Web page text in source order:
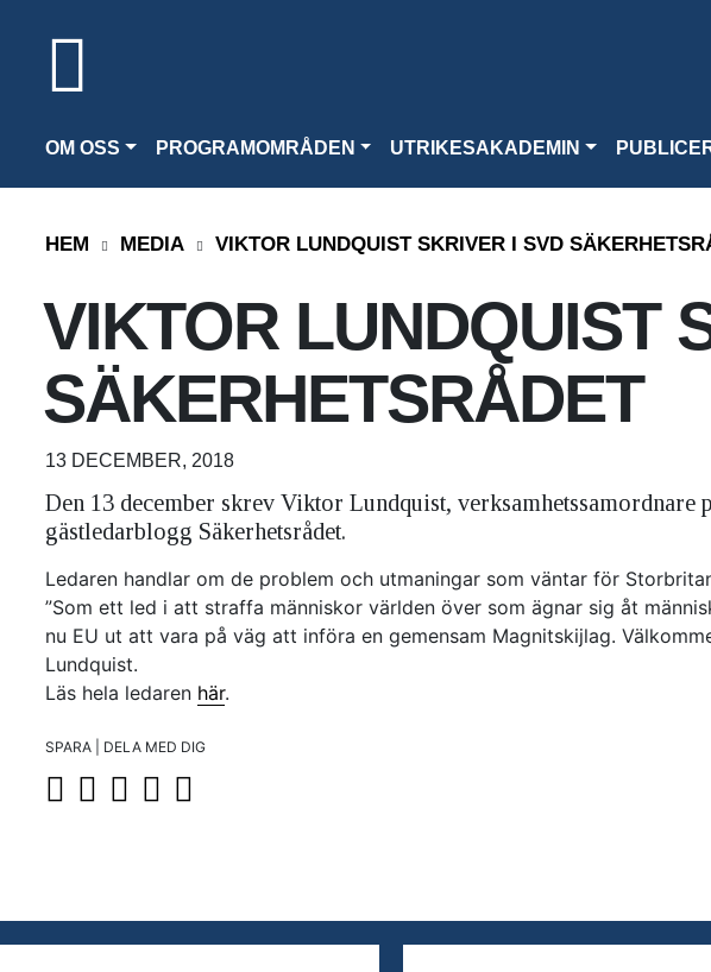
OM OSS PROGRAMOMRÅDEN UTRIKESAKADEMIN
HEM MEDIA VIKTOR LUNDQUIST SKRIVER I SVD
VIKTOR LUNDQUIST
SÄKERHETSRÅDET
13 DECEMBER, 2018
Den 13 december skrev Viktor Lundquist, verksamhetssamordnare
gästledarblogg Säkerhetsrådet.
Ledaren handlar om de problem och utmaningar som väntar för
”Som ett led i att straffa människor världen över som ägnar sig åt
nu EU ut att vara på väg att införa en gemensam Magnitskijlag.
Lundquist.
Läs hela ledaren här.
SPARA | DELA MED DIG